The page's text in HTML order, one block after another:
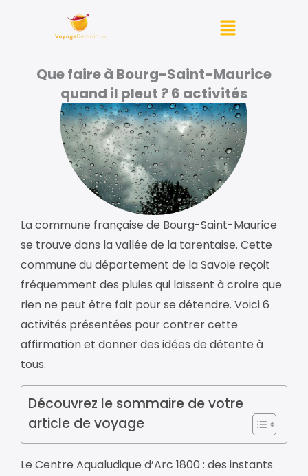
Menu
Que faire à Bourg-Saint-Maurice
quand il pleut ? 6 activités
La commune française de Bourg-Saint-Maurice
se trouve dans la vallée de la tarentaise. Cette
commune du département de la Savoie reçoit
fréquemment des pluies qui laissent à croire que
rien ne peut être fait pour se détendre. Voici 6
activités présentées pour contrer cette
affirmation et donner des idées de détente à
tous.
Découvrez le sommaire de votre
article de voyage
Le Centre Aqualudique d’Arc 1800 : des instants